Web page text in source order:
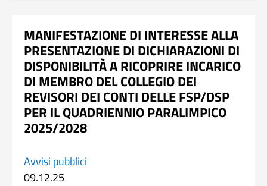
MANIFESTAZIONE DI INTERESSE ALLA
PRESENTAZIONE DI DICHIARAZIONI DI
DISPONIBILITÀ A RICOPRIRE INCARICO
DI MEMBRO DEL COLLEGIO DEI
REVISORI DEI CONTI DELLE FSP/DSP
PER IL QUADRIENNIO PARALIMPICO
2025/2028
Avvisi pubblici
09.12.25